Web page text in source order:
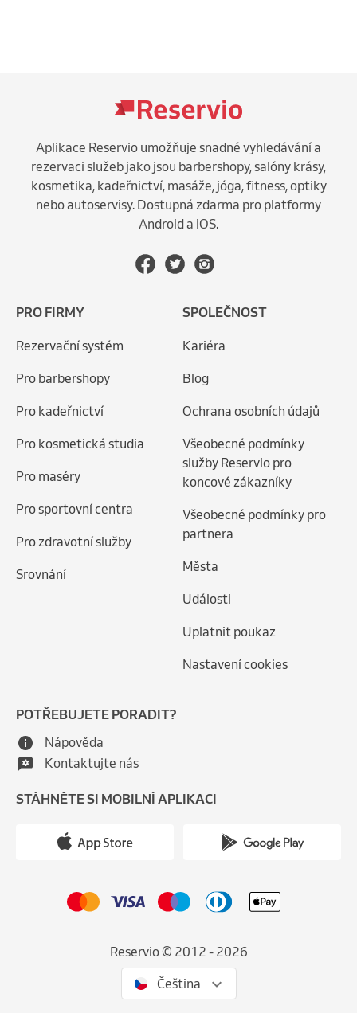
Aplikace Reservio umožňuje snadné vyhledávání a
rezervaci služeb jako jsou barbershopy, salóny krásy,
kosmetika, kadeřnictví, masáže, jóga, fitness, optiky
nebo autoservisy. Dostupná zdarma pro platformy
Android a iOS.
PRO FIRMY
Rezervační systém
Pro barbershopy
Pro kadeřnictví
Pro kosmetická studia
Pro maséry
Pro sportovní centra
Pro zdravotní služby
Srovnání
SPOLEČNOST
Kariéra
Blog
Ochrana osobních údajů
Všeobecné podmínky
služby Reservio pro
koncové zákazníky
Všeobecné podmínky pro
partnera
Města
Události
Uplatnit poukaz
Nastavení cookies
POTŘEBUJETE PORADIT?
Nápověda
Kontaktujte nás
STÁHNĚTE SI MOBILNÍ APLIKACI
Reservio © 2012 - 2026
Čeština